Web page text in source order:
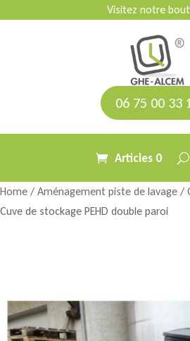
Visitez notre
06 75 00 33
Articles 0
Home / Aménagement piste de lavage /
Cuve de stockage PEHD double paroi